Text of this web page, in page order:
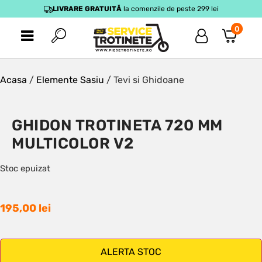
LIVRARE GRATUITĂla comenzile de peste 299 lei
0
Acasa / Elemente Sasiu / Tevi si Ghidoane
GHIDON TROTINETA 720 MM
MULTICOLOR V2
Stoc epuizat
195,00 lei
ALERTA STOC